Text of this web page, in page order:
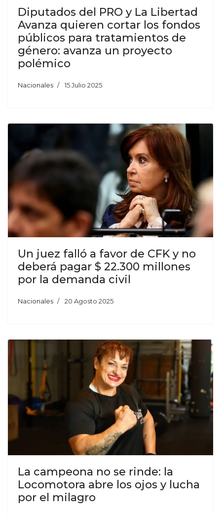
Diputados del PRO y La Libertad
Avanza quieren cortar los fondos
públicos para tratamientos de
género: avanza un proyecto
polémico
Nacionales 15 Julio 2025
Un juez falló a favor de CFK y no
deberá pagar $ 22.300 millones
por la demanda civil
Nacionales 20 Agosto 2025
La campeona no se rinde: la
Locomotora abre los ojos y lucha
por el milagro